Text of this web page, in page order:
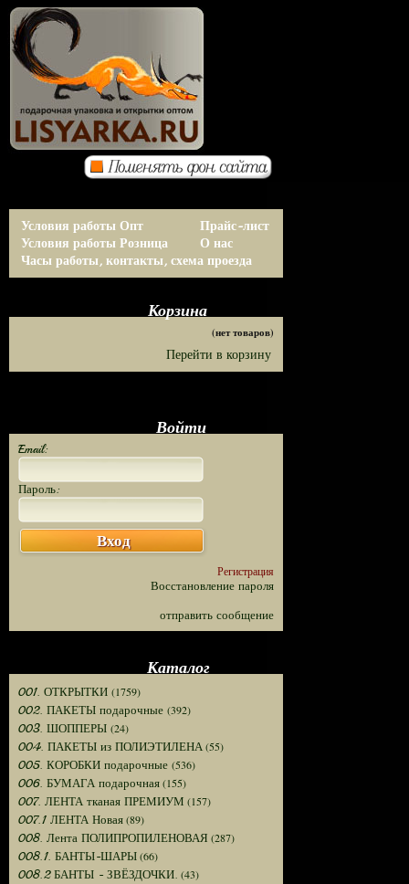
Условия работы Опт
Условия работы Розница
Прайс-лист
О нас
Часы работы, контакты, схема проезда
Корзина
(нет товаров)
Перейти в корзину
Войти
Email:
Пароль:
Вход
Регистрация
Восстановление пароля
отправить сообщение
Каталог
001. ОТКРЫТКИ (1759)
002. ПАКЕТЫ подарочные (392)
003. ШОППЕРЫ (24)
004. ПАКЕТЫ из ПОЛИЭТИЛЕНА(55)
005. КОРОБКИ подарочные (536)
006. БУМАГА подарочная(155)
007. ЛЕНТА тканая ПРЕМИУМ (157)
007.1 ЛЕНТА Новая(89)
008. Лента ПОЛИПРОПИЛЕНОВАЯ (287)
008.1. БАНТЫ-ШАРЫ(66)
008.2 БАНТЫ - ЗВЁЗДОЧКИ. (43)